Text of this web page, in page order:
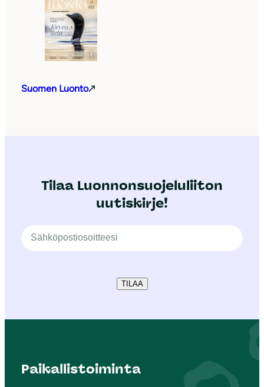
Suomen Luonto
Tilaa Luonnonsuojeluliiton
uutiskirje!
TILAA
Paikallistoiminta